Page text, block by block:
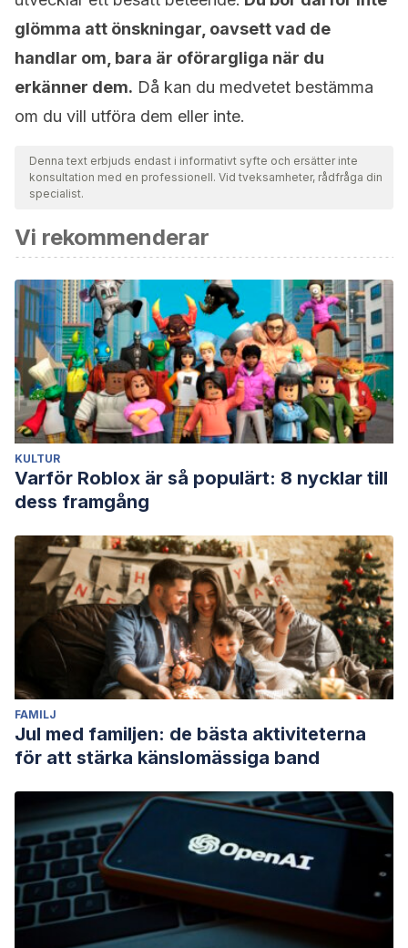
glömma att önskningar, oavsett vad de
handlar om, bara är oförargliga när du
erkänner dem. Då kan du medvetet bestämma
om du vill utföra dem eller inte.
Denna text erbjuds endast i informativt syfte och ersätter inte
konsultation med en professionell. Vid tveksamheter, rådfråga din
specialist.
Vi rekommenderar
KULTUR
Varför Roblox är så populärt: 8 nycklar till
dess framgång
FAMILJ
Jul med familjen: de bästa aktiviteterna
för att stärka känslomässiga band